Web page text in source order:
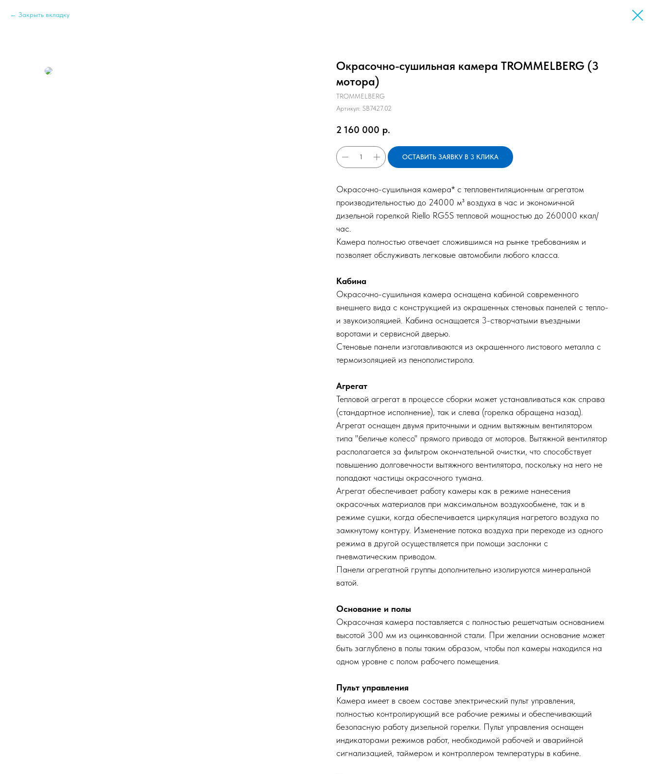
Закрыть вкладку
Окрасочно-сушильная камера TROMMELBERG (3
мотора)
TROMMELBERG
Артикул: SB7427.02
2 160 000 р.
ОСТАВИТЬ ЗАЯВКУ В 3 КЛИКА
Окрасочно-сушильная камера* с тепловентиляционным агрегатом
производительностью до 24000 м³ воздуха в час и экономичной
дизельной горелкой Riello RG5S тепловой мощностью до 260000 ккал/
час.
Камера полностью отвечает сложившимся на рынке требованиям и
позволяет обслуживать легковые автомобили любого класса.
Кабина
Окрасочно-сушильная камера оснащена кабиной современного
внешнего вида с конструкцией из окрашенных стеновых панелей с тепло-
и звукоизоляцией. Кабина оснащается 3-створчатыми въездными
воротами и сервисной дверью.
Стеновые панели изготавливаются из окрашенного листового металла с
термоизоляцией из пенополистирола.
Агрегат
Тепловой агрегат в процессе сборки может устанавливаться как справа
(стандартное исполнение), так и слева (горелка обращена назад).
Агрегат оснащен двумя приточными и одним вытяжным вентилятором
типа "беличье колесо" прямого привода от моторов. Вытяжной вентилятор
располагается за фильтром окончательной очистки, что способствует
повышению долговечности вытяжного вентилятора, поскольку на него не
попадают частицы окрасочного тумана.
Агрегат обеспечивает работу камеры как в режиме нанесения
окрасочных материалов при максимальном воздухообмене, так и в
режиме сушки, когда обеспечивается циркуляция нагретого воздуха по
замкнутому контуру. Изменение потока воздуха при переходе из одного
режима в другой осуществляется при помощи заслонки с
пневматическим приводом.
Панели агрегатной группы дополнительно изолируются минеральной
ватой.
Основание и полы
Окрасочная камера поставляется с полностью решетчатым основанием
высотой 300 мм из оцинкованной стали. При желании основание может
быть заглублено в полы таким образом, чтобы пол камеры находился на
одном уровне с полом рабочего помещения.
Пульт управления
Камера имеет в своем составе электрический пульт управления,
полностью контролирующий все рабочие режимы и обеспечивающий
безопасную работу дизельной горелки. Пульт управления оснащен
индикаторами режимов работ, необходимой рабочей и аварийной
сигнализацией, таймером и контроллером температуры в кабине.